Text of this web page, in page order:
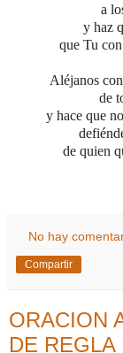
a
y haz
que Tu
Aléjanos
de
y hace que
de quien
No hay
Compartir
ORACION
DE REGLA